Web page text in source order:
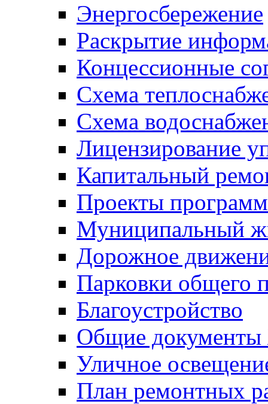
Энергосбережение
Раскрытие
Концессионные
Схема
Схема
Лицензирование
Капитальный
Проекты программ
Муниципальный
Дорожное
Парковки общего
Благоустройство
Общие
Уличное
План ремонтных